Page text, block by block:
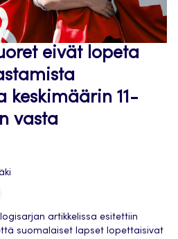
eivät lopeta
keskimäärin 11-
vasta
artikkelissa esitettiin
suomalaiset lapset lopettaisivat